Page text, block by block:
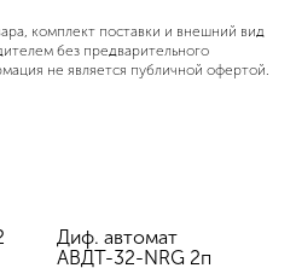
комплект поставки и внешний вид
без предварительного
не является публичной офертой.
Диф. автомат
АВДТ-32-NRG 2п